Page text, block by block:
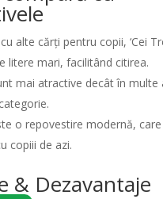
alte cărți pentru copii, ‘Cei
litere mari, facilitând citirea.
mai atractive decât în multe
o repovestire modernă, care
copiii de azi.
& Dezavantaje